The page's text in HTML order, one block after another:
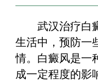
武汉治疗白
生活中，预防一
情。白癜风是一
成一定程度的影